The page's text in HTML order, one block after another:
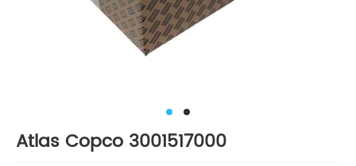
Atlas Copco 3001517000